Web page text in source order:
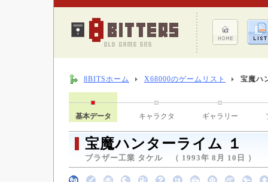
8BITSホーム X68000のゲームリスト 宝魔ハ
基本データ キャラクタ ギャラリー
宝魔ハンターライム １
ブラザー工業 タケル （ 1993年 8月 10日 ）